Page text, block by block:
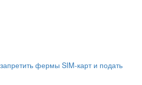
фермы SIM-карт и подать